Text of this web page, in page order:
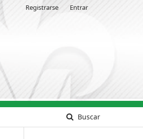
Buscar
Registrarse Entrar